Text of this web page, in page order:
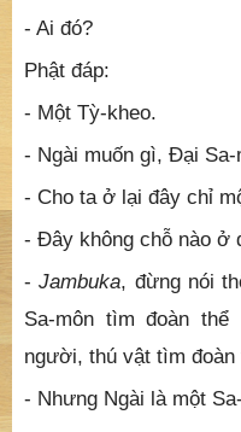
- Ai đó?
Phật đáp:
- Một Tỳ-kheo.
- Ngài muốn gì, Ðại Sa-
- Cho ta ở lại đây chỉ
- Ðây không chỗ nào ở
-Jambuka, đừng nói
Sa-môn tìm đoàn
người, thú vật tìm đoàn
- Nhưng Ngài là một